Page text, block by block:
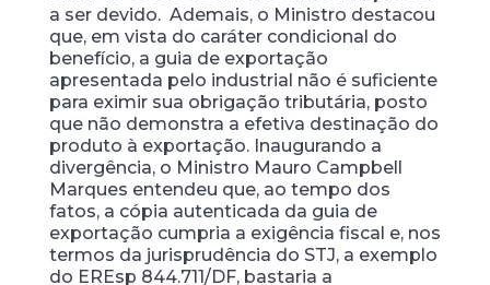
a ser devido. Ademais, o Ministro destacou
que, em vista do caráter condicional do
benefício, a guia de exportação
apresentada pelo industrial não é suficiente
para eximir sua obrigação tributária, posto
que não demonstra a efetiva destinação do
produto à exportação. Inaugurando a
divergência, o Ministro Mauro Campbell
Marques entendeu que, ao tempo dos
fatos, a cópia autenticada da guia de
exportação cumpria a exigência fiscal e, nos
termos da jurisprudência do STJ, a exemplo
do EREsp 844.711/DF, bastaria a